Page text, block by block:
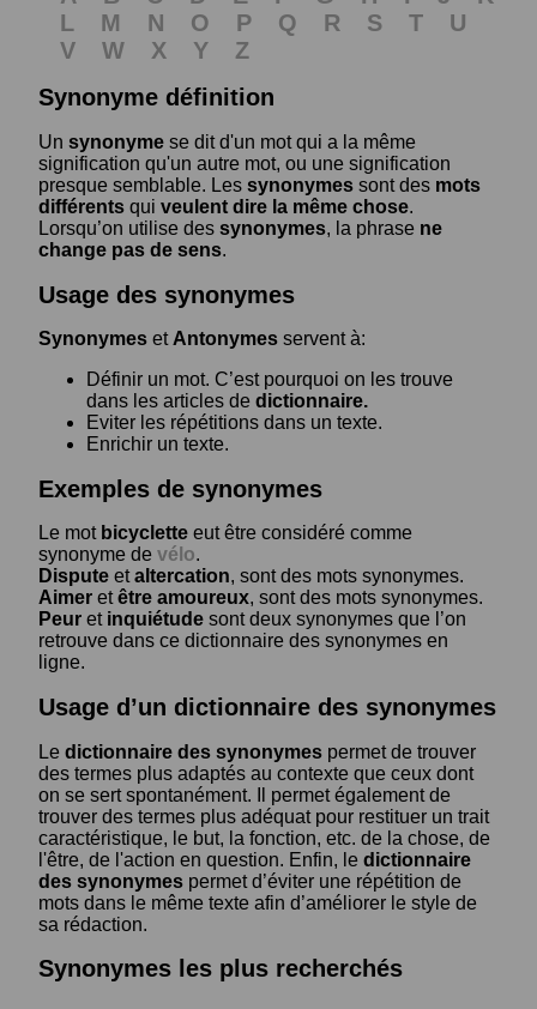
L
M N O P Q R S T
U
V
W X Y
Z
Synonyme définition
Un synonyme se dit d'un mot qui a la même
signification qu'un autre mot, ou une signification
presque semblable. Les synonymes sont des mots
différents qui veulent dire la même chose.
Lorsqu’on utilise des synonymes, la phrase ne
change pas de sens.
Usage des synonymes
Synonymes et Antonymes servent à:
Définir un mot. C’est pourquoi on les trouve
dans les articles de dictionnaire.
Eviter les répétitions dans un texte.
Enrichir un texte.
Exemples de synonymes
Le mot bicyclette eut être considéré comme
synonyme de vélo.
Dispute etaltercation, sont des mots synonymes.
Aimer etêtre amoureux, sont des mots synonymes.
Peur et inquiétude sont deux synonymes que l’on
retrouve dans ce dictionnaire des synonymes en
ligne.
Usage d’un dictionnaire des synonymes
Le dictionnaire des synonymes permet de trouver
des termes plus adaptés au contexte que ceux dont
on se sert spontanément. Il permet également de
trouver des termes plus adéquat pour restituer un trait
caractéristique, le but, la fonction, etc. de la chose, de
l'être, de l'action en question. Enfin, le dictionnaire
des synonymes permet d’éviter une répétition de
mots dans le même texte afin d’améliorer le style de
sa rédaction.
Synonymes les plus recherchés